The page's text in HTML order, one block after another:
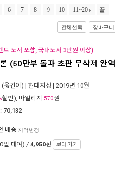
6 7 8 9 10 11~20 끝
전체선택 장바구니
트 도서 포함, 국내도서 3만원 이상)
(50만부 돌파 초판 무삭제 완
(옮긴이) | 현대지성 | 2019년 10월
할인), 마일리지 570원
70,132
배송 지역변경
일 대여) / 4,950원 보러 가기